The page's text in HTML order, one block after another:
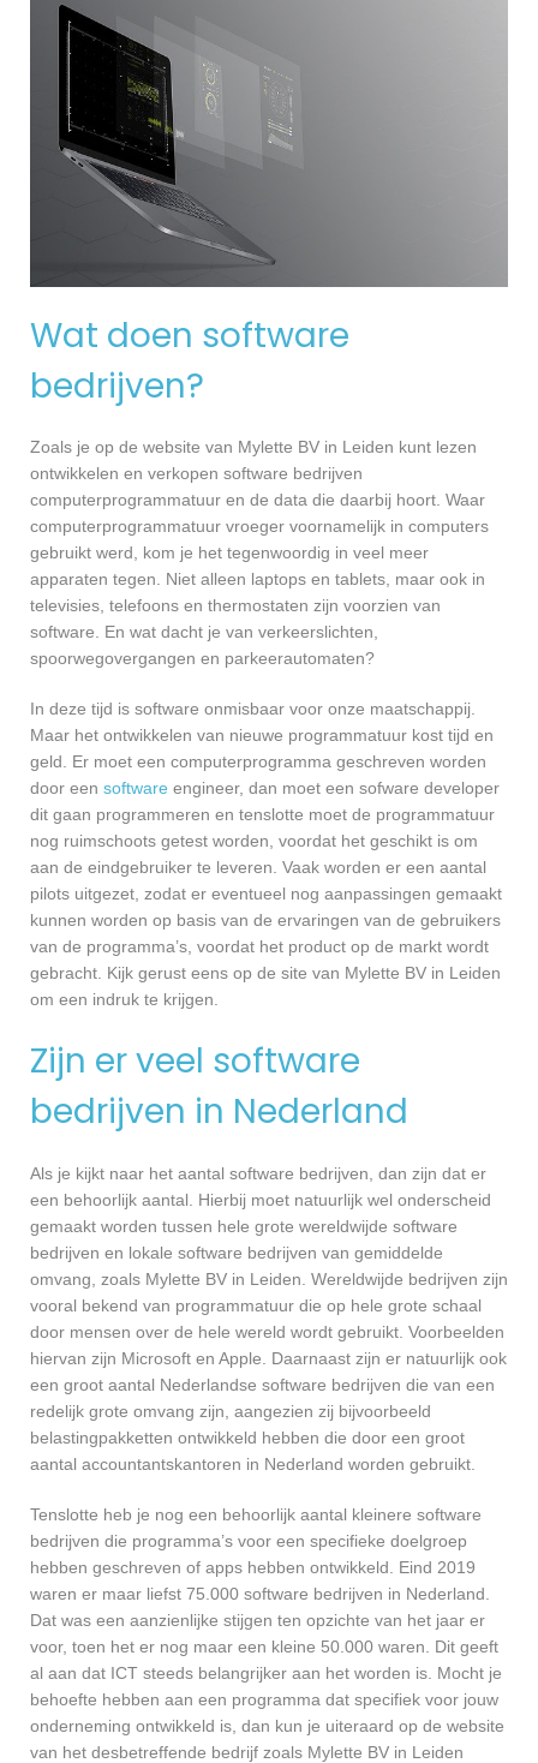
Wat doen software
bedrijven?
Zoals je op de website van Mylette BV in Leiden kunt lezen
ontwikkelen en verkopen software bedrijven
computerprogrammatuur en de data die daarbij hoort. Waar
computerprogrammatuur vroeger voornamelijk in computers
gebruikt werd, kom je het tegenwoordig in veel meer
apparaten tegen. Niet alleen laptops en tablets, maar ook in
televisies, telefoons en thermostaten zijn voorzien van
software. En wat dacht je van verkeerslichten,
spoorwegovergangen en parkeerautomaten?
In deze tijd is software onmisbaar voor onze maatschappij.
Maar het ontwikkelen van nieuwe programmatuur kost tijd en
geld. Er moet een computerprogramma geschreven worden
door een software engineer, dan moet een sofware developer
dit gaan programmeren en tenslotte moet de programmatuur
nog ruimschoots getest worden, voordat het geschikt is om
aan de eindgebruiker te leveren. Vaak worden er een aantal
pilots uitgezet, zodat er eventueel nog aanpassingen gemaakt
kunnen worden op basis van de ervaringen van de gebruikers
van de programma’s, voordat het product op de markt wordt
gebracht. Kijk gerust eens op de site van Mylette BV in Leiden
om een indruk te krijgen.
Zijn er veel software
bedrijven in Nederland
Als je kijkt naar het aantal software bedrijven, dan zijn dat er
een behoorlijk aantal. Hierbij moet natuurlijk wel onderscheid
gemaakt worden tussen hele grote wereldwijde software
bedrijven en lokale software bedrijven van gemiddelde
omvang, zoals Mylette BV in Leiden. Wereldwijde bedrijven zijn
vooral bekend van programmatuur die op hele grote schaal
door mensen over de hele wereld wordt gebruikt. Voorbeelden
hiervan zijn Microsoft en Apple. Daarnaast zijn er natuurlijk ook
een groot aantal Nederlandse software bedrijven die van een
redelijk grote omvang zijn, aangezien zij bijvoorbeeld
belastingpakketten ontwikkeld hebben die door een groot
aantal accountantskantoren in Nederland worden gebruikt.
Tenslotte heb je nog een behoorlijk aantal kleinere software
bedrijven die programma’s voor een specifieke doelgroep
hebben geschreven of apps hebben ontwikkeld. Eind 2019
waren er maar liefst 75.000 software bedrijven in Nederland.
Dat was een aanzienlijke stijgen ten opzichte van het jaar er
voor, toen het er nog maar een kleine 50.000 waren. Dit geeft
al aan dat ICT steeds belangrijker aan het worden is. Mocht je
behoefte hebben aan een programma dat specifiek voor jouw
onderneming ontwikkeld is, dan kun je uiteraard op de website
van het desbetreffende bedrijf zoals Mylette BV in Leiden